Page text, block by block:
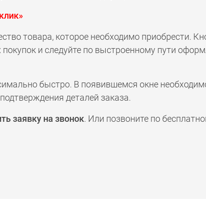
товара, которое необходимо приобрести.
и следуйте по выстроенному пути
быстро. В появившемся окне
деталей заказа.
заявку на звонок. Или позвоните по